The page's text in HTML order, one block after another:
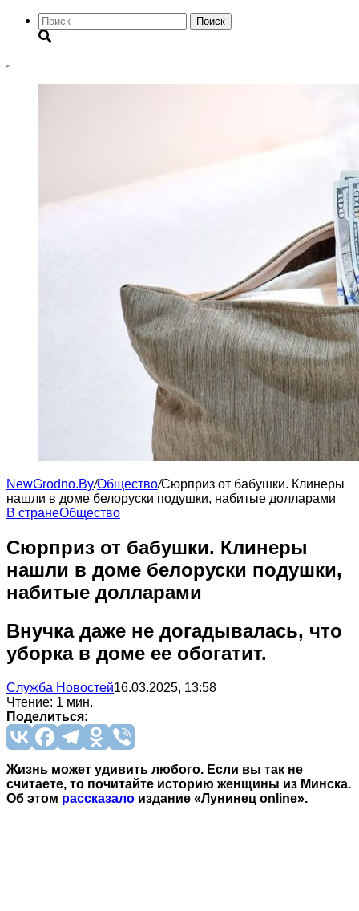
Поиск
NewGrodno.By/Общество/Сюрприз от бабушки. Клинеры
нашли в доме белоруски подушки, набитые долларами
В странеОбщество
Сюрприз от бабушки. Клинеры
нашли в доме белоруски подушки,
набитые долларами
Внучка даже не догадывалась, что
уборка в доме ее обогатит.
Служба Новостей16.03.2025, 13:58
Чтение: 1 мин.
Поделиться:
Жизнь может удивить любого. Если вы так не
считаете, то почитайте историю женщины из Минска.
Об этом рассказало издание «Лунинец online».